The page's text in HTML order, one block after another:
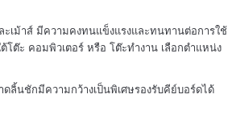
เม้าส์ มีความคงทนแข็งแรงและทนทานต่อการใช้
โต๊ะ คอมพิวเตอร์ หรือ โต๊ะทำงาน เลือกตำแหน่ง
ลิ้นชักมีความกว้างเป็นพิเศษรองรับคีย์บอร์ดได้